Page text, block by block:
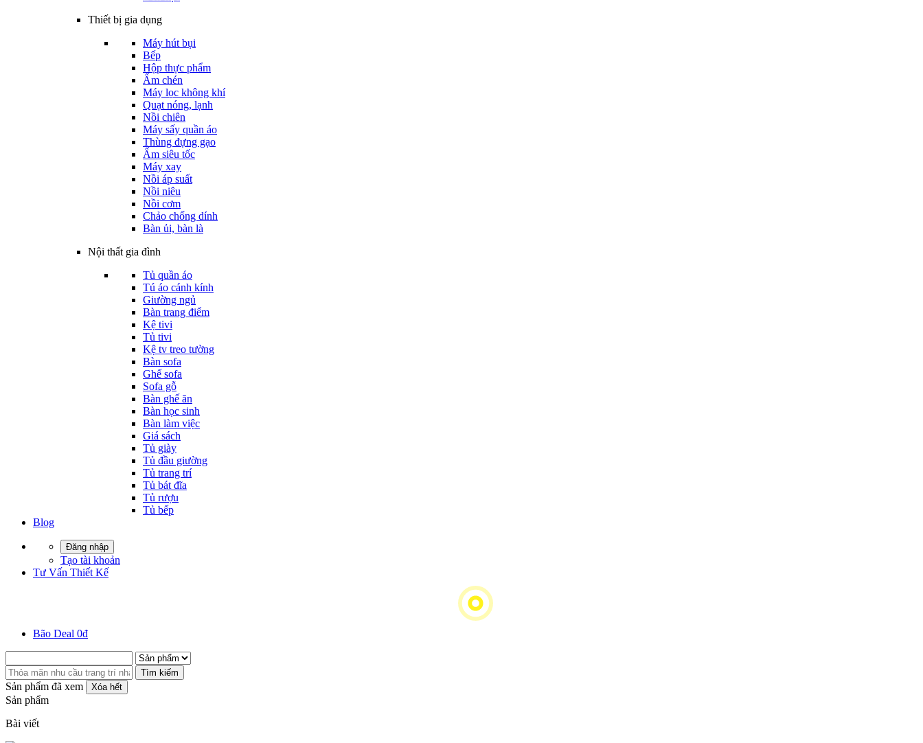
Thiết bị gia dụng
Máy hút bụi
Bếp
Hộp thực phẩm
Ấm chén
Máy lọc không khí
Quạt nóng, lạnh
Nồi chiên
Máy sấy quần áo
Thùng đựng gạo
Ấm siêu tốc
Máy xay
Nồi áp suất
Nồi niêu
Nồi cơm
Chảo chống dính
Bàn ủi, bàn là
Nội thất gia đình
Tủ quần áo
Tú áo cánh kính
Giường ngủ
Bàn trang điểm
Kệ tivi
Tủ tivi
Kệ tv treo tường
Bàn sofa
Ghế sofa
Sofa gỗ
Bàn ghế ăn
Bàn học sinh
Bàn làm việc
Giá sách
Tủ giày
Tủ đầu giường
Tủ trang trí
Tủ bát đĩa
Tủ rượu
Tủ bếp
Blog
Đăng nhập
Tạo tài khoản
Tư Vấn Thiết Kế
Bão Deal 0đ
Tìm kiếm
Sản phẩm đã xem Xóa hết
Sản phẩm
Bài viết